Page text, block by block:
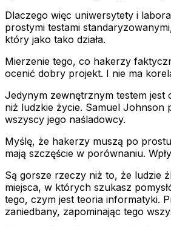
Dlaczego więc uniwersytety i
prostymi testami
który jako tako działa.
Mierzenie tego, co hakerzy
ocenić dobry projekt. I nie ma
Jedynym zewnętrznym testem jest
niż ludzkie życie. Samuel Johnson
wszyscy jego naśladowcy.
Myślę, że hakerzy muszą po
mają szczęście w porównaniu.
Są gorsze rzeczy niż to, że ludzie
miejsca, w których szukasz
tego, czym jest teoria informatyki.
zaniedbany, zapominając tego